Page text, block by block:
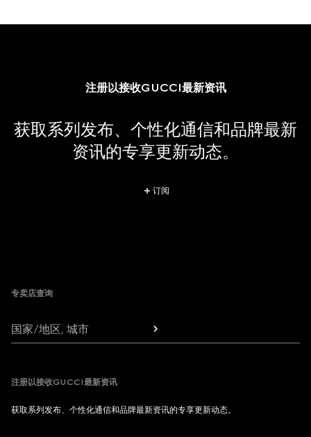
注册以接收GUCCI最新资讯
获取系列发布、个性化通信和品牌最新
资讯的专享更新动态。
订阅
专卖店查询
国家/地区, 城市
注册以接收GUCCI最新资讯
获取系列发布、个性化通信和品牌最新资讯的专享更新动态。